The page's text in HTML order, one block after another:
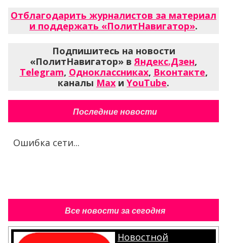
Отблагодарить журналистов за материал
и поддержать «ПолитНавигатор».
Подпишитесь на новости
«ПолитНавигатор» вЯндекс.Дзен,
Telegram, Одноклассниках, Вконтакте,
каналы Max и YouTube.
Последние новости
Ошибка сети...
Все новости за сегодня
Новостной